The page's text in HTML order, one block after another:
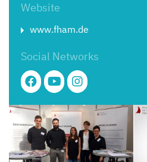
Website
www.fham.de
Social Networks